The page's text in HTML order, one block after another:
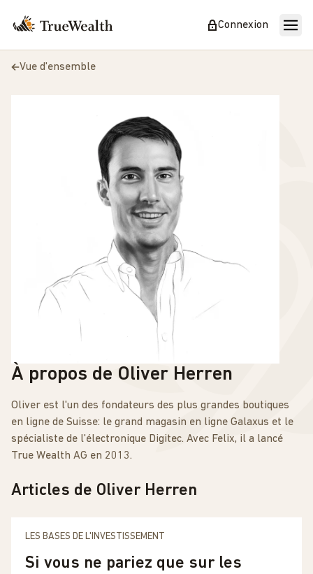
Connexion
Vue d'ensemble
À propos de Oliver Herren
Oliver est l'un des fondateurs des plus grandes boutiques
en ligne de Suisse: le grand magasin en ligne Galaxus et le
spécialiste de l'électronique Digitec. Avec Felix, il a lancé
True Wealth AG en 2013.
Articles de Oliver Herren
LES BASES DE L'INVESTISSEMENT
Si vous ne pariez que sur les